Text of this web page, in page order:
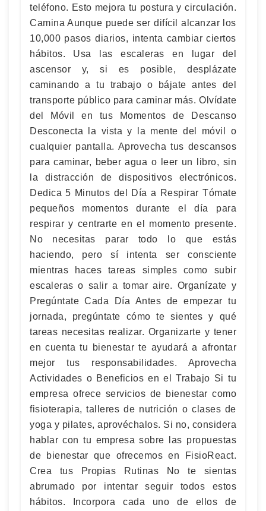
teléfono. Esto mejora tu postura y circulación.
Camina Aunque puede ser difícil alcanzar los
10,000 pasos diarios, intenta cambiar ciertos
hábitos. Usa las escaleras en lugar del
ascensor y, si es posible, desplázate
caminando a tu trabajo o bájate antes del
transporte público para caminar más. Olvídate
del Móvil en tus Momentos de Descanso
Desconecta la vista y la mente del móvil o
cualquier pantalla. Aprovecha tus descansos
para caminar, beber agua o leer un libro, sin
la distracción de dispositivos electrónicos.
Dedica 5 Minutos del Día a Respirar Tómate
pequeños momentos durante el día para
respirar y centrarte en el momento presente.
No necesitas parar todo lo que estás
haciendo, pero sí intenta ser consciente
mientras haces tareas simples como subir
escaleras o salir a tomar aire. Organízate y
Pregúntate Cada Día Antes de empezar tu
jornada, pregúntate cómo te sientes y qué
tareas necesitas realizar. Organizarte y tener
en cuenta tu bienestar te ayudará a afrontar
mejor tus responsabilidades. Aprovecha
Actividades o Beneficios en el Trabajo Si tu
empresa ofrece servicios de bienestar como
fisioterapia, talleres de nutrición o clases de
yoga y pilates, aprovéchalos. Si no, considera
hablar con tu empresa sobre las propuestas
de bienestar que ofrecemos en FisioReact.
Crea tus Propias Rutinas No te sientas
abrumado por intentar seguir todos estos
hábitos. Incorpora cada uno de ellos de